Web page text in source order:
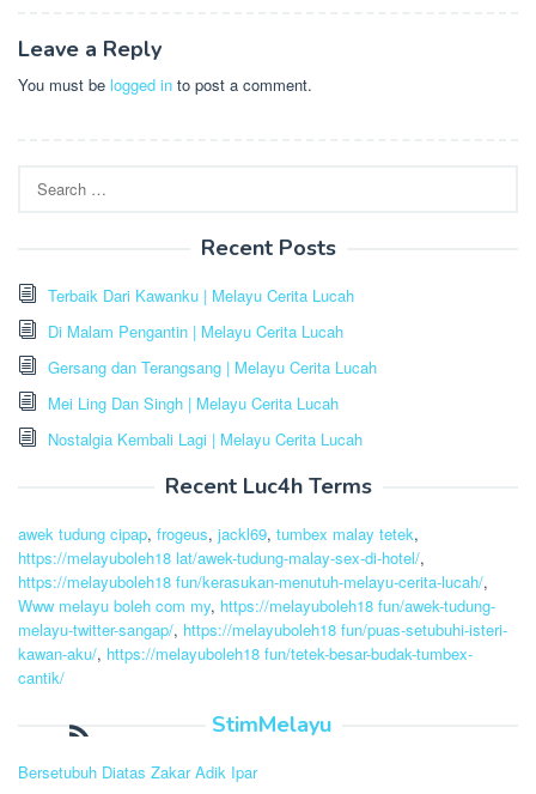
Leave a Reply
You must be logged in to post a comment.
for:
Recent Posts
Terbaik Dari Kawanku | Melayu Cerita Lucah
Di Malam Pengantin | Melayu Cerita Lucah
Gersang dan Terangsang | Melayu Cerita Lucah
Mei Ling Dan Singh | Melayu Cerita Lucah
Nostalgia Kembali Lagi | Melayu Cerita Lucah
Recent Luc4h Terms
awek tudung cipap, frogeus, jackl69, tumbex malay tetek,
https://melayuboleh18 lat/awek-tudung-malay-sex-di-hotel/,
https://melayuboleh18 fun/kerasukan-menutuh-melayu-cerita-lucah/,
Www melayu boleh com my, https://melayuboleh18 fun/awek-tudung-
melayu-twitter-sangap/, https://melayuboleh18 fun/puas-setubuhi-isteri-
kawan-aku/, https://melayuboleh18 fun/tetek-besar-budak-tumbex-
cantik/
StimMelayu
Bersetubuh Diatas Zakar Adik Ipar